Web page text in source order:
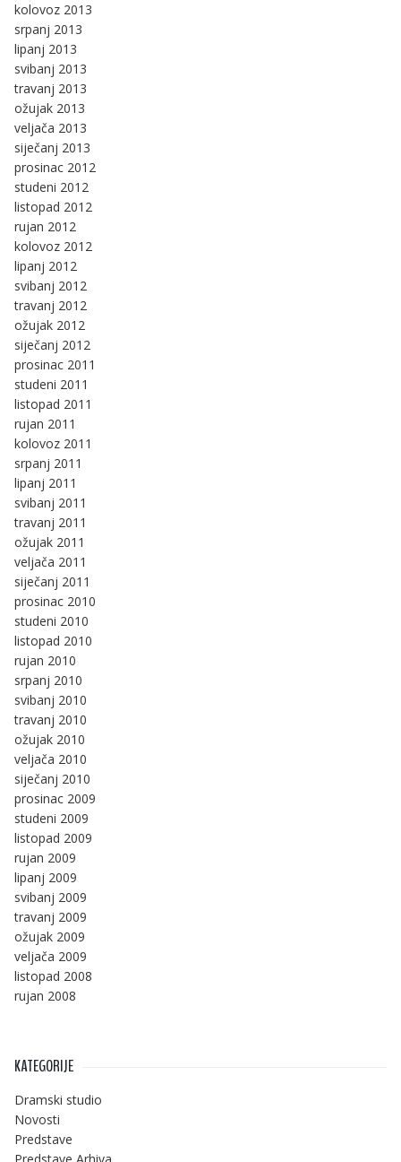
kolovoz 2013
srpanj 2013
lipanj 2013
svibanj 2013
travanj 2013
ožujak 2013
veljača 2013
siječanj 2013
prosinac 2012
studeni 2012
listopad 2012
rujan 2012
kolovoz 2012
lipanj 2012
svibanj 2012
travanj 2012
ožujak 2012
siječanj 2012
prosinac 2011
studeni 2011
listopad 2011
rujan 2011
kolovoz 2011
srpanj 2011
lipanj 2011
svibanj 2011
travanj 2011
ožujak 2011
veljača 2011
siječanj 2011
prosinac 2010
studeni 2010
listopad 2010
rujan 2010
srpanj 2010
svibanj 2010
travanj 2010
ožujak 2010
veljača 2010
siječanj 2010
prosinac 2009
studeni 2009
listopad 2009
rujan 2009
lipanj 2009
svibanj 2009
travanj 2009
ožujak 2009
veljača 2009
listopad 2008
rujan 2008
KATEGORIJE
Dramski studio
Novosti
Predstave